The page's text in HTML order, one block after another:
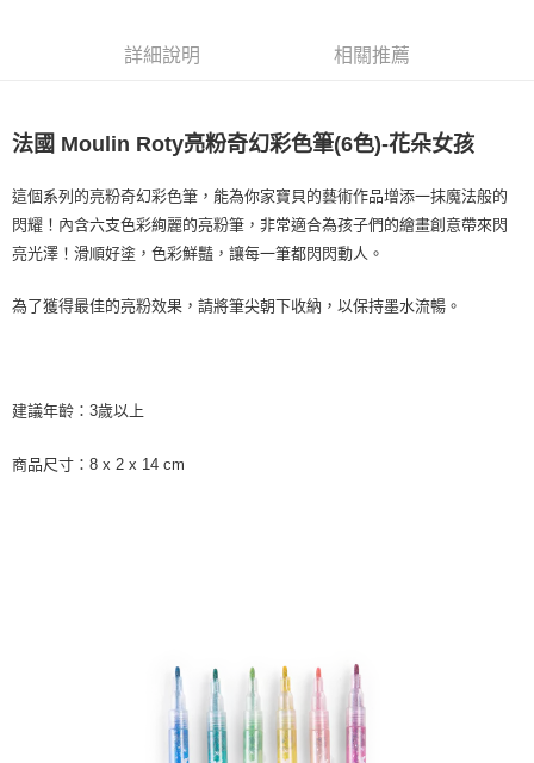
聯邦商業銀行
遠東國際商業銀行
台新國際商業銀行
中國信託商業銀行
台灣樂天信用卡公司
運送方式
全家取貨付款
每筆NT$85，滿NT$999(含以上)免運費
付款後全家取貨
每筆NT$85，滿NT$999(含以上)免運費
7-11取貨付款
詳細說明 相關推薦
法國 Moulin Roty亮粉奇幻彩色筆(6色)-花朵女孩
這個系列的亮粉奇幻彩色筆，能為你家寶貝的藝術作品增添一抹魔法般的
閃耀！內含六支色彩絢麗的亮粉筆，非常適合為孩子們的繪畫創意帶來閃
亮光澤！滑順好塗，色彩鮮豔，讓每一筆都閃閃動人。
為了獲得最佳的亮粉效果，請將筆尖朝下收納，以保持墨水流暢。
建議年齡：3歲以上
商品尺寸：8 x 2 x 14 cm